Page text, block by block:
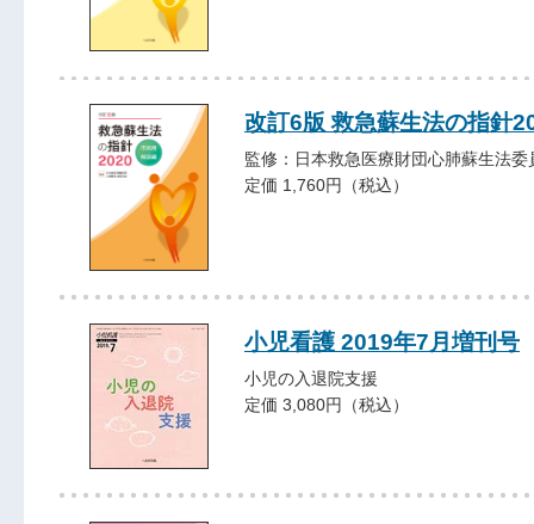
改訂6版 救急蘇生法の指
監修：日本救急医療財団心肺蘇生法委
定価 1,760円（税込）
小児看護 2019年7月増刊号
小児の入退院支援
定価 3,080円（税込）